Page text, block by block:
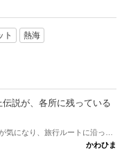
ト 熱海
説が、各所に残っている
気になり、旅行ルートに沿った
平泉の館のあった衣川から、北
かわひま